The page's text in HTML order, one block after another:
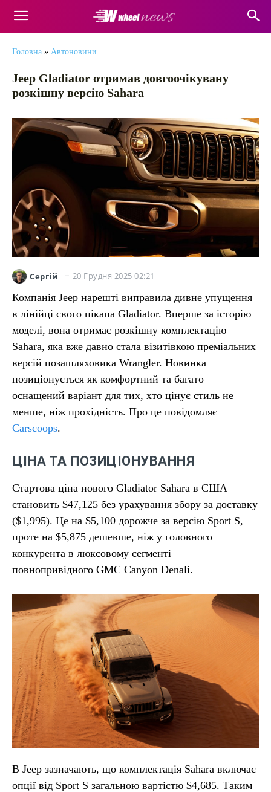
Головна » Автоновини
Jeep Gladiator отримав довгоочікувану
розкішну версію Sahara
Сергій 20 Грудня 2025 02:21
Компанія Jeep нарешті виправила дивне упущення
в лінійці свого пікапа Gladiator. Вперше за історію
моделі, вона отримає розкішну комплектацію
Sahara, яка вже давно стала візитівкою преміальних
версій позашляховика Wrangler. Новинка
позиціонується як комфортний та багато
оснащений варіант для тих, хто цінує стиль не
менше, ніж прохідність. Про це повідомляє
Carscoops.
ЦІНА ТА ПОЗИЦІОНУВАННЯ
Стартова ціна нового Gladiator Sahara в США
становить $47,125 без урахування збору за доставку
($1,995). Це на $5,100 дорожче за версію Sport S,
проте на $5,875 дешевше, ніж у головного
конкурента в люксовому сегменті —
повнопривідного GMC Canyon Denali.
В Jeep зазначають, що комплектація Sahara включає
опції від Sport S загальною вартістю $4,685. Таким